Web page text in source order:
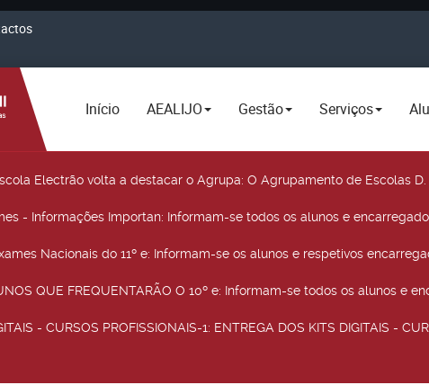
Início AEALIJO Gestão Serviços
Electrão volta a destacar o Agrupa: O Agrupamento de Escolas
- Informações Importan: Informam-se todos os alunos e
Nacionais do 11º e: Informam-se os alunos e respetivos
QUE FREQUENTARÃO O 10º e: Informam-se todos os alunos e
- CURSOS PROFISSIONAIS-1: ENTREGA DOS KITS DIGITAIS -